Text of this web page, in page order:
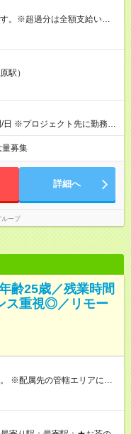
。※超過分は全額支給いたし
みなし残業時間 12時間／月 -
≪経験者の方は以下と
当 ※固定残業代（30時間/6
加支給いたします 能力やス
の方は前給考慮も可能で
ています。 実際にほぼ全員
アップも目指せる環境で
分があります。 雇用形態：
円以上 上記額にはみ
全額支給いたします。 みな
最大12ヶ月間）も、試用期
駅）
日 ※プロジェクト先に勤務時
10時間以内
量募集
詳細へ
ループ
齢25歳／残業時間
ス重視◎／リモー
※配属先の管轄エリアに準じ
は考慮しますのでお気軽に
上記を超える時間外労働分